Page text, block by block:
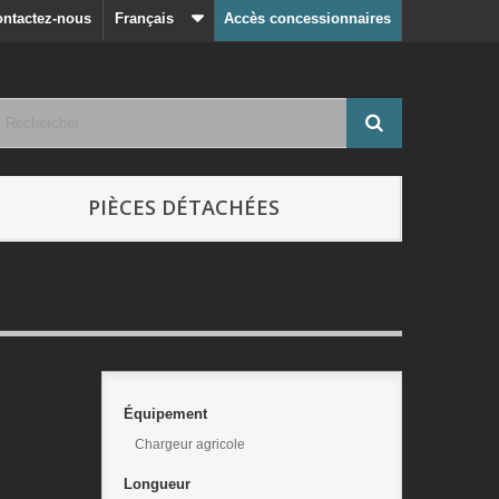
Accès concessionnaires
Français
nous
PIÈCES DÉTACHÉES
Équipement
Chargeur agricole
Longueur